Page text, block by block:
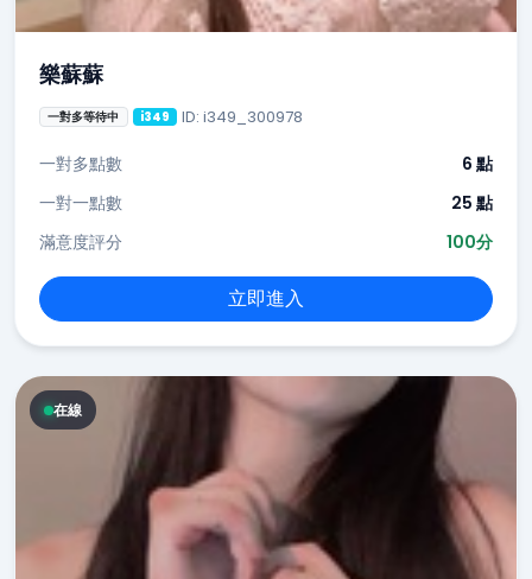
樂蘇蘇
一對多等待中 i349 ID: i349_300978
一對多點數
6 點
一對一點數
25 點
滿意度評分
100分
立即進入
在線